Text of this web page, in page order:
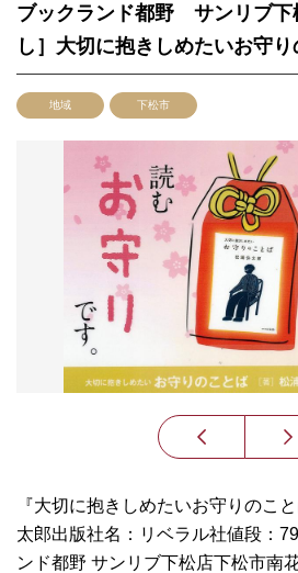
ブックランド都野 サンリブ下
し］大切に抱きしめたいお守
地域 下松市
『大切に抱きしめたいお守りのこ
太郎出版社名：リベラル社値段：
ンド都野 サンリブ下松店下松市南